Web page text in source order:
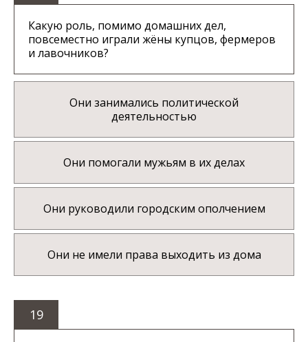
Какую роль, помимо домашних дел,
повсеместно играли жёны купцов, фермеров
и лавочников?
Они занимались политической
деятельностью
Они помогали мужьям в их делах
Они руководили городским ополчением
Они не имели права выходить из дома
19